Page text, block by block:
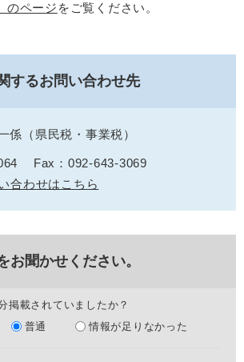
のページ をご覧ください。
するお問い合わせ先
係（県民税・事業税）
Fax：092-643-3069
合わせはこちら
お聞かせください。
掲載されていましたか？
普通 情報が足りなかった